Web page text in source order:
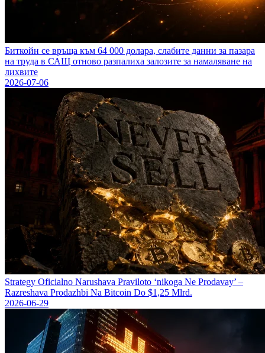
Биткойн се връща към 64 000 долара, слабите данни за пазара
на труда в САЩ отново разпалиха залозите за намаляване на
лихвите
2026-07-06
Strategy Oficіalno Narushava Praviloto ‘nikoga Ne Prodavay’ –
Razreshava Prodazhbi Na Bitcoin Do $1,25 Mlrd.
2026-06-29